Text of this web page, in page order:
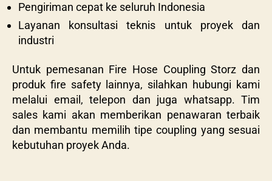
Pengiriman cepat ke seluruh Indonesia
Layanan konsultasi teknis untuk proyek dan
industri
Untuk pemesanan Fire Hose Coupling Storz dan
produk fire safety lainnya, silahkan hubungi kami
melalui email, telepon dan juga whatsapp. Tim
sales kami akan memberikan penawaran terbaik
dan membantu memilih tipe coupling yang sesuai
kebutuhan proyek Anda.